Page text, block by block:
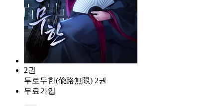
2권
투로무한(偸路無限) 2권
무료가입